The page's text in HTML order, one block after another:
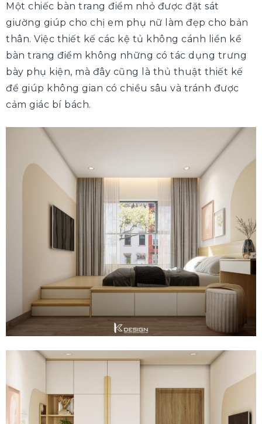
Một chiếc bàn trang điểm nhỏ được đặt sát
giường giúp cho chị em phụ nữ làm đẹp cho bản
thân. Việc thiết kế các kệ tủ không cánh liền kề
bàn trang điểm không những có tác dụng trưng
bày phụ kiện, mà đây cũng là thủ thuật thiết kế
để giúp không gian có chiều sâu và tránh được
cảm giác bí bách.